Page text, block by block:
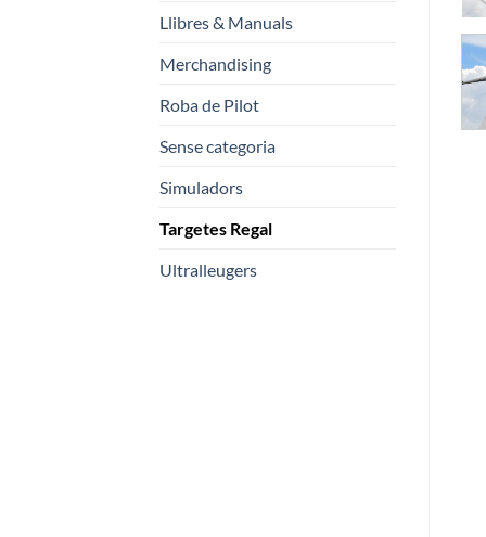
Llibres & Manuals
Merchandising
Roba de Pilot
Sense categoria
Simuladors
Targetes Regal
Ultralleugers